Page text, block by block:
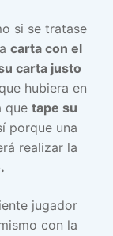
si se tratase
carta con el
carta justo
que hubiera en
que tape su
porque una
realizar la
jugador
con la